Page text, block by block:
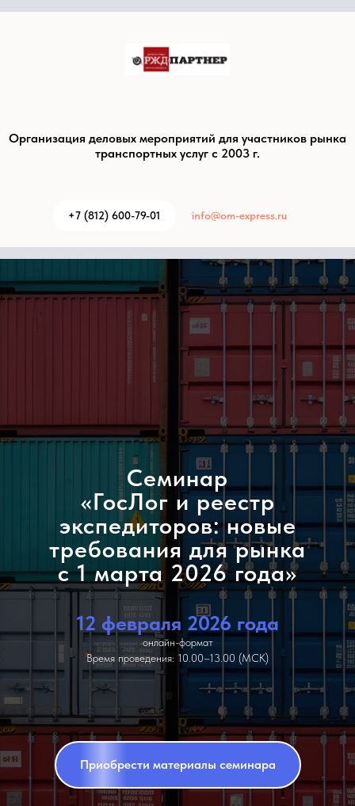
Организация деловых мероприятий для участников рынка
транспортных услуг с 2003 г.
+7 (812) 600-79-01 info@om-express.ru
Семинар
«ГосЛог и реестр
экспедиторов: новые
требования для рынка
с 1 марта 2026 года»
12 февраля 2026 года
онлайн-формат
Время проведения: 10.00–13.00 (МСК)
Приобрести материалы семинара